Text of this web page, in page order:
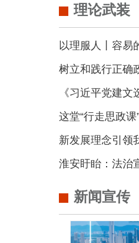
理论武装
以理服人丨容易
树立和践行正确
《习近平党建文选
这堂“行走思政
新发展理念引领
淮安盱眙：法治
新闻宣传